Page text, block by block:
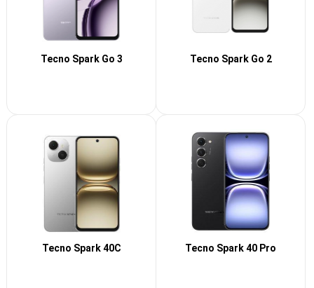
Tecno Spark Go 3 Tecno Spark Go 2
Tecno Spark 40C Tecno Spark 40 Pro